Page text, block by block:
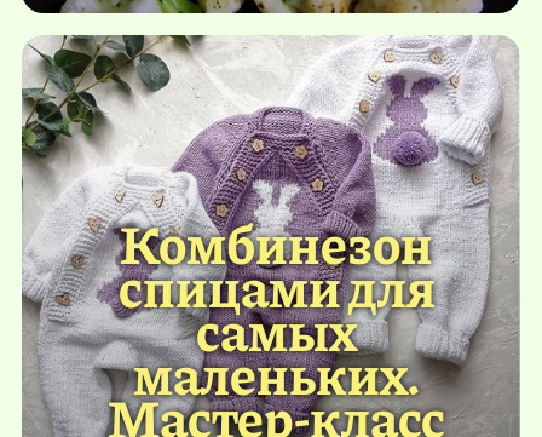
Комбинезон
спицами для
самых
маленьких.
Мастер-класс